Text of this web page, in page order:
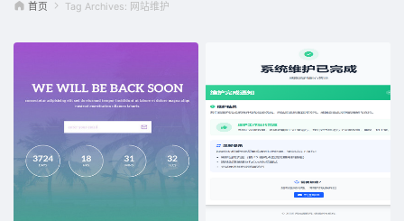
首页 Tag Archives: 网站维护